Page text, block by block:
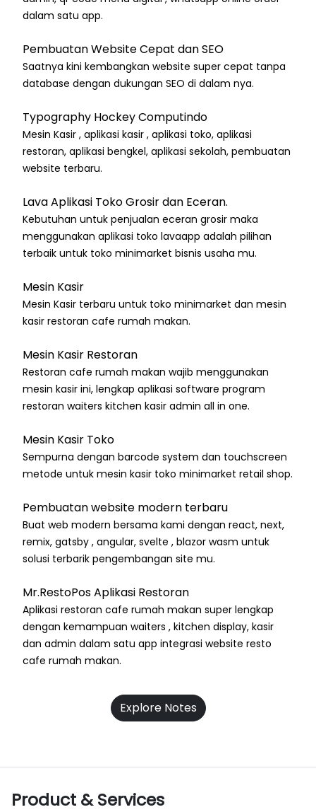
dalam satu app.
Pembuatan Website Cepat dan SEO
Saatnya kini kembangkan website super cepat tanpa
database dengan dukungan SEO di dalam nya.
Typography Hockey Computindo
Mesin Kasir , aplikasi kasir , aplikasi toko, aplikasi
restoran, aplikasi bengkel, aplikasi sekolah, pembuatan
website terbaru.
Lava Aplikasi Toko Grosir dan Eceran.
Kebutuhan untuk penjualan eceran grosir maka
menggunakan aplikasi toko lavaapp adalah pilihan
terbaik untuk toko minimarket bisnis usaha mu.
Mesin Kasir
Mesin Kasir terbaru untuk toko minimarket dan mesin
kasir restoran cafe rumah makan.
Mesin Kasir Restoran
Restoran cafe rumah makan wajib menggunakan
mesin kasir ini, lengkap aplikasi software program
restoran waiters kitchen kasir admin all in one.
Mesin Kasir Toko
Sempurna dengan barcode system dan touchscreen
metode untuk mesin kasir toko minimarket retail shop.
Pembuatan website modern terbaru
Buat web modern bersama kami dengan react, next,
remix, gatsby , angular, svelte , blazor wasm untuk
solusi terbarik pengembangan site mu.
Mr.RestoPos Aplikasi Restoran
Aplikasi restoran cafe rumah makan super lengkap
dengan kemampuan waiters , kitchen display, kasir
dan admin dalam satu app integrasi website resto
cafe rumah makan.
Explore Notes
Product & Services